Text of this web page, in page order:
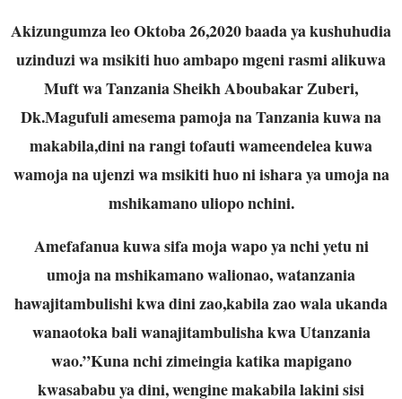
Akizungumza leo Oktoba 26,2020 baada ya kushuhudia
uzinduzi wa msikiti huo ambapo mgeni rasmi alikuwa
Muft wa Tanzania Sheikh Aboubakar Zuberi,
Dk.Magufuli amesema pamoja na Tanzania kuwa na
makabila,dini na rangi tofauti wameendelea kuwa
wamoja na ujenzi wa msikiti huo ni ishara ya umoja na
mshikamano uliopo nchini.
Amefafanua kuwa sifa moja wapo ya nchi yetu ni
umoja na mshikamano walionao, watanzania
hawajitambulishi kwa dini zao,kabila zao wala ukanda
wanaotoka bali wanajitambulisha kwa Utanzania
wao.”Kuna nchi zimeingia katika mapigano
kwasababu ya dini, wengine makabila lakini sisi